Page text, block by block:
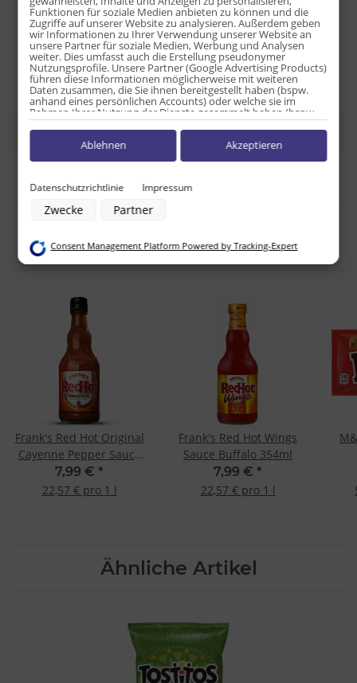
Produkteigenschaft
Wert
Artikelgewicht: 0,44 kg
Benachrichtigen, wenn verfügbar
Artikel:
Frank's Red Hot Original
Cayenne Pepper Sauce
354ml
7,99 € *
22,57 € pro 1 l
Frank's Red Hot Wings
Sauce Buffalo 354ml
7,99 € *
22,57 € pro 1 l
Ähnliche Artikel
Funktionen für soziale Medien anbieten zu können und die
Zugriffe auf unserer Website zu analysieren. Außerdem geben
wir Informationen zu Ihrer Verwendung unserer Website an
unsere Partner für soziale Medien, Werbung und Analysen
weiter. Dies umfasst auch die Erstellung pseudonymer
Nutzungsprofile. Unsere Partner (Google Advertising Products)
führen diese Informationen möglicherweise mit weiteren
Daten zusammen, die Sie ihnen bereitgestellt haben (bspw.
anhand eines persönlichen Accounts) oder welche sie im
Rahmen Ihrer Nutzung der Dienste gesammelt haben (bspw.
Nutzungsdaten anderer Geräte). Ihre Einwilligung zur Nutzung
von Cookies und Pixeln können Sie jederzeit widerrufen,
indem Sie auf den Datenschutz-Button links unten klicken und
dort die entsprechenden Anpassungen vornehmen.
Zwecke der Datenverarbeitung durch unsere Partner:
Verwendung reduzierter Daten zur Auswahl von Werbeanzeigen
Erstellung von Profilen zur Personalisierung von Inhalten
Verwendung von Profilen zur Auswahl personalisierter Inhalte
Analyse von Zielgruppen durch Statistiken oder Kombinationen von
Daten aus verschiedenen Quellen
Entwicklung und Verbesserung der Angebote
Verwendung reduzierter Daten zur Auswahl von Inhalten
Besondere Features:
Verwendung genauer Standortdaten
Endgeräteeigenschaften zur Identifikation aktiv abfragen
Datenschutzrichtlinie Impressum
Zwecke Partner
Ablehnen Akzeptieren
Consent Management Platform Powered by Tracking-Expert